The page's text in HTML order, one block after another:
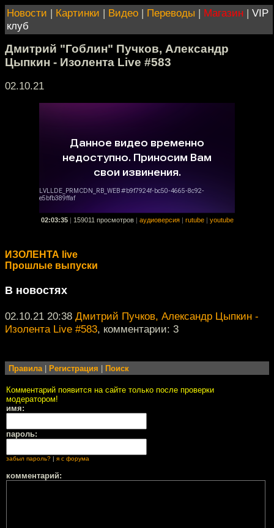
Новости | Картинки | Видео | Переводы | Магазин | VIP
клуб
Дмитрий "Гоблин" Пучков, Александр
Цыпкин - Изолента Live #583
02.10.21
02:03:35 159011 просмотров аудиоверсия rutube youtube
ИЗОЛЕНТА live
Прошлые выпуски
В новостях
02.10.21 20:38 Дмитрий Пучков, Александр Цыпкин -
Изолента Live #583, комментарии: 3
Правила| Регистрация Поиск
Комментарий появится на сайте только после проверки
модератором!
имя:
пароль:
забыл пароль? я с форума
комментарий: